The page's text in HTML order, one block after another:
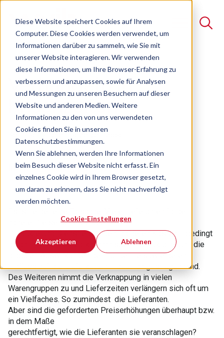
Diese Website speichert Cookies auf Ihrem
Computer. Diese Cookies werden verwendet, um
Informationen darüber zu sammeln, wie Sie mit
unserer Website interagieren. Wir verwenden
diese Informationen, um Ihre Browser-Erfahrung zu
verbessern und anzupassen, sowie für Analysen
und Messungen zu unseren Besuchern auf dieser
Website und anderen Medien. Weitere
Informationen zu den von uns verwendeten
Cookies finden Sie in unseren
Datenschutzbestimmungen.
Wenn Sie ablehnen, werden Ihre Informationen
beim Besuch dieser Website nicht erfasst. Ein
einzelnes Cookie wird in Ihrem Browser gesetzt,
um daran zu erinnern, dass Sie nicht nachverfolgt
werden möchten.
Cookie-Einstellungen
Akzeptieren Ablehnen
Suche
Es gibt keine Vorschläge, da das Suchfeld leer ist.
Verhandeln in
Krisenzeiten
Seminar Freie Plätze verfügbar
Intensiv Training für den Einkauf
höhere Preise für Materialen,
Produkte und Dienstleistungen, da deren Kosten – bedingt
durch Inflation, die Vorkommnisse in der Ukraine und die
globalen Auswirkungen der Pandemie sowie deren
Einfluss auf die Lieferketten – deutlich gestiegen sind.
Des Weiteren nimmt die Verknappung in vielen
Warengruppen zu und Lieferzeiten verlängern sich oft um
ein Vielfaches. So zumindest die Lieferanten.
Aber sind die geforderten Preiserhöhungen überhaupt bzw.
in dem Maße
gerechtfertigt, wie die Lieferanten sie veranschlagen?